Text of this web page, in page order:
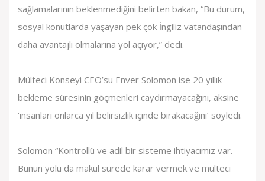
sağlamalarının beklenmediğini belirten bakan, “Bu durum,
sosyal konutlarda yaşayan pek çok İngiliz vatandaşından
daha avantajlı olmalarına yol açıyor,” dedi.
Mülteci Konseyi CEO’su Enver Solomon ise 20 yıllık
bekleme süresinin göçmenleri caydırmayacağını, aksine
‘insanları onlarca yıl belirsizlik içinde bırakacağını’ söyledi.
Solomon “Kontrollü ve adil bir sisteme ihtiyacımız var.
Bunun yolu da makul sürede karar vermek ve mülteci